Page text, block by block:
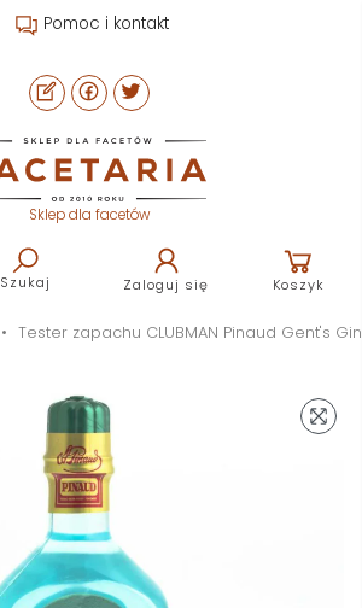
Pomoc i kontakt
Sklep dla facetów
Szukaj Zaloguj się Koszyk
Tester zapachu CLUBMAN Pinaud Gent's Gin